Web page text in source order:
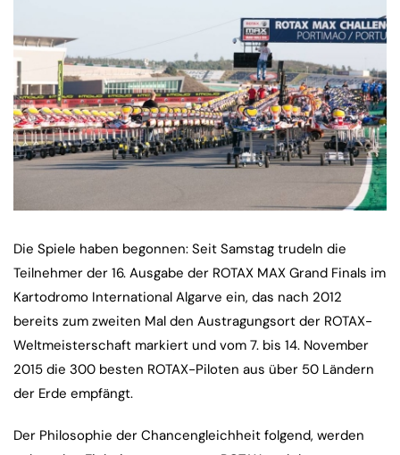
Die Spiele haben begonnen: Seit Samstag trudeln die
Teilnehmer der 16. Ausgabe der ROTAX MAX Grand Finals im
Kartodromo International Algarve ein, das nach 2012
bereits zum zweiten Mal den Austragungsort der ROTAX-
Weltmeisterschaft markiert und vom 7. bis 14. November
2015 die 300 besten ROTAX-Piloten aus über 50 Ländern
der Erde empfängt.
Der Philosophie der Chancengleichheit folgend, werden